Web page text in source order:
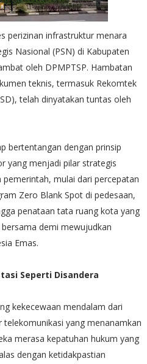
perizinan infrastruktur menara
Nasional (PSN) di Kabupaten
oleh DPMPTSP. Hambatan
teknis, termasuk Rekomtek
telah dinyatakan tuntas oleh
bertentangan dengan prinsip
yang menjadi pilar strategis
mulai dari percepatan
Zero Blank Spot di pedesaan,
penataan tata ruang kota yang
demi mewujudkan
Emas.
Seperti Disandera
kekecewaan mendalam dari
yang menanamkan
merasa kepatuhan hukum yang
dengan ketidakpastian